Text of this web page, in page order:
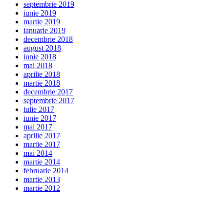
septembrie 2019
iunie 2019
martie 2019
ianuarie 2019
decembrie 2018
august 2018
iunie 2018
mai 2018
aprilie 2018
martie 2018
decembrie 2017
septembrie 2017
iulie 2017
iunie 2017
mai 2017
aprilie 2017
martie 2017
mai 2014
martie 2014
februarie 2014
martie 2013
martie 2012